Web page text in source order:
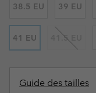
38.5 EU 39 EU
41 EU 41.5 EU
Guide des tailles